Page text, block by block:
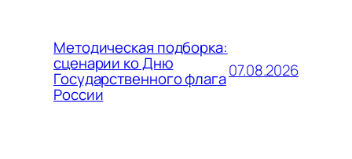
Методическая подборка:
сценарии ко Дню
Государственного флага
России
07.08.2026